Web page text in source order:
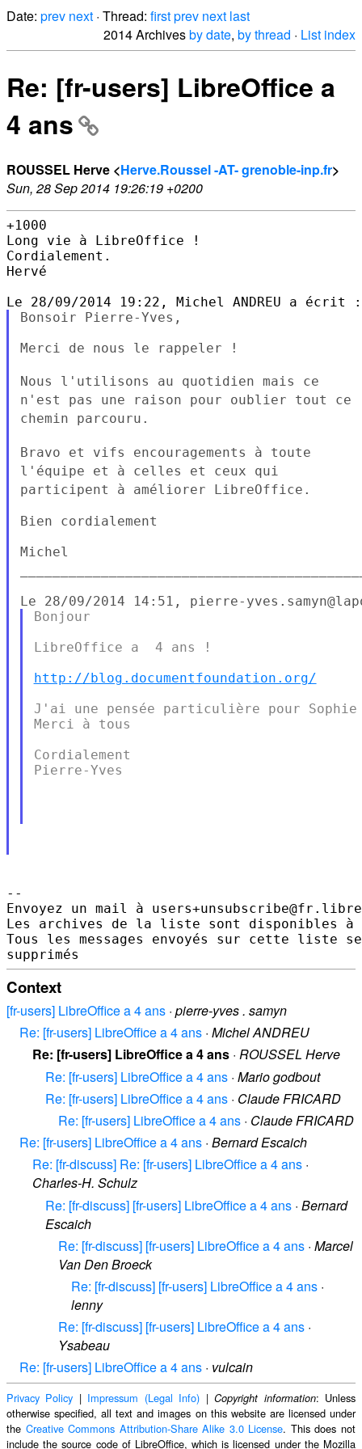
Date: prev next · Thread: firstprev next last
2014 Archivesby date, by thread · List index
Re: [fr-users] LibreOffice a
4 ans
ROUSSEL Herve <Herve.Roussel -AT- grenoble-inp.fr>
Sun, 28 Sep 2014 19:26:19 +0200
+1000
Long vie à LibreOffice !
Cordialement.
Hervé
Bonsoir Pierre-Yves,
Merci de nous le rappeler !
Nous l'utilisons au quotidien mais ce
n'est pas une raison pour oublier tout ce
chemin parcouru.
Bravo et vifs encouragements à toute
l'équipe et à celles et ceux qui
participent à améliorer LibreOffice.
Bien cordialement
Bonjour
LibreOffice a  4 ans !
http://blog.documentfoundation.org/
J'ai une pensée particulière pour
Merci à tous
Cordialement
Pierre-Yves
--
Envoyez un mail à
Les archives de la liste sont disponibles à
Tous les messages envoyés sur cette liste
Context
[fr-users] LibreOffice a 4 ans · pierre-yves . samyn
Re: [fr-users] LibreOffice a 4 ans · Michel ANDREU
Re: [fr-users] LibreOffice a 4 ans · ROUSSEL Herve
Re: [fr-users] LibreOffice a 4 ans · Mario godbout
Re: [fr-users] LibreOffice a 4 ans · Claude FRICARD
Re: [fr-users] LibreOffice a 4 ans · Claude FRICARD
Re: [fr-users] LibreOffice a 4 ans · Bernard Escaich
Re: [fr-discuss] Re: [fr-users] LibreOffice a 4 ans ·
Charles-H. Schulz
Re: [fr-discuss] [fr-users] LibreOffice a 4 ans · Bernard
Escaich
Re: [fr-discuss] [fr-users] LibreOffice a 4 ans · Marcel
Van Den Broeck
Re: [fr-discuss] [fr-users] LibreOffice a 4 ans ·
lenny
Re: [fr-discuss] [fr-users] LibreOffice a 4 ans ·
Ysabeau
Re: [fr-users] LibreOffice a 4 ans · vulcain
Privacy Policy | Impressum (Legal Info) |Copyright information: Unless
otherwise specified, all text and images on this website are licensed under
the Creative Commons Attribution-Share Alike 3.0 License. This does not
include the source code of LibreOffice, which is licensed under the Mozilla